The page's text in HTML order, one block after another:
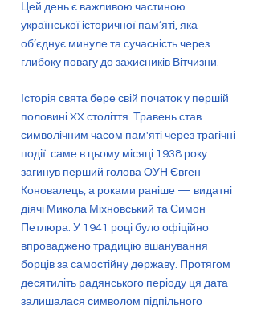
Цей день є важливою частиною
української історичної пам’яті, яка
об’єднує минуле та сучасність через
глибоку повагу до захисників Вітчизни.
Історія свята бере свій початок у першій
половині XX століття. Травень став
символічним часом пам'яті через трагічні
події: саме в цьому місяці 1938 року
загинув перший голова ОУН Євген
Коновалець, а роками раніше — видатні
діячі Микола Міхновський та Симон
Петлюра. У 1941 році було офіційно
впроваджено традицію вшанування
борців за самостійну державу. Протягом
десятиліть радянського періоду ця дата
залишалася символом підпільного